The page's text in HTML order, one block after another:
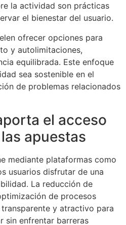
la actividad son prácticas
el bienestar del usuario.
ofrecer opciones para
y autolimitaciones,
equilibrada. Este enfoque
sea sostenible en el
de problemas relacionados
el acceso
apuestas
mediante plataformas como
usuarios disfrutar de una
La reducción de
de procesos
y atractivo para
sin enfrentar barreras